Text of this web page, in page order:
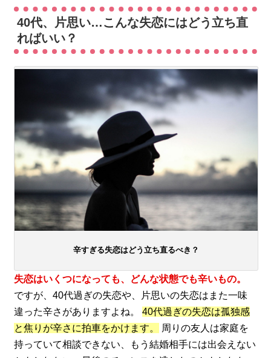
40代、片思い…こんな失恋にはどう立ち直
ればいい？
辛すぎる失恋はどう立ち直るべき？
失恋はいくつになっても、どんな状態でも辛いもの。
ですが、40代過ぎの失恋や、片思いの失恋はまた一味
違った辛さがありますよね。40代過ぎの失恋は孤独感
と焦りが辛さに拍車をかけます。
周りの友人は家庭を
持っていて相談できない、もう結婚相手には出会えない